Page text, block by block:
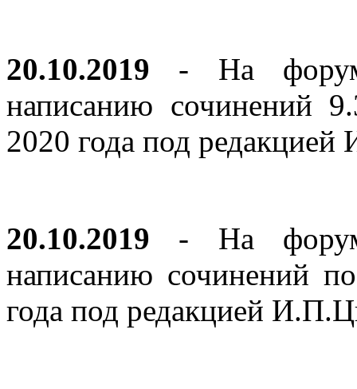
20.10.2019 - На
написанию сочинений
2020 года под
20.10.2019 - На
написанию сочинений
года под редакцией